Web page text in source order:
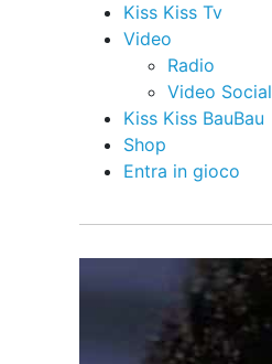
Kiss Kiss Tv
Video
Radio
Video Social
Kiss Kiss BauBau
Shop
Entra in gioco